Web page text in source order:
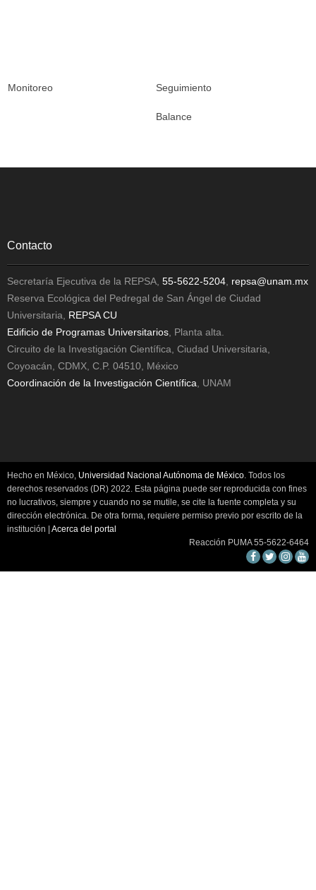
Monitoreo Seguimiento
Balance
Contacto
Secretaría Ejecutiva de la REPSA, 55-5622-5204 repsa@unam.mx
Reserva Ecológica del Pedregal de San Ángel de Ciudad
Universitaria, REPSA CU
Edificio de Programas Universitarios , Planta alta.
Circuito de la Investigación Científica, Ciudad Universitaria,
Coyoacán, CDMX, C.P. 04510, México
Coordinación de la Investigación Científica , UNAM
Hecho en México, Universidad Nacional Autónoma de México. Todos los
derechos reservados (DR) 2022. Esta página puede ser reproducida con fines
no lucrativos, siempre y cuando no se mutile, se cite la fuente completa y su
dirección electrónica. De otra forma, requiere permiso previo por escrito de la
institución | Acerca del portal
Reacción PUMA 55-5622-6464